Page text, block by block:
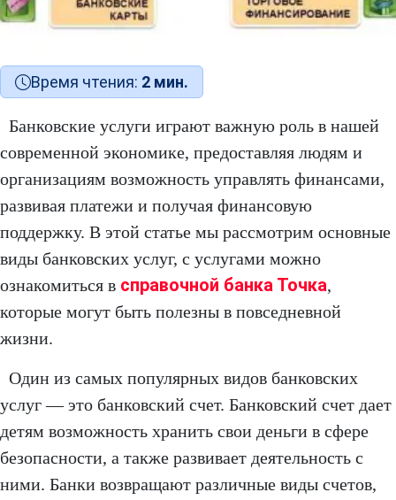
Время чтения: 2 мин.
Банковские услуги играют важную роль в нашей
современной экономике, предоставляя людям и
организациям возможность управлять финансами,
развивая платежи и получая финансовую
поддержку. В этой статье мы рассмотрим основные
виды банковских услуг, с услугами можно
ознакомиться в справочной банка Точка,
которые могут быть полезны в повседневной
жизни.
Один из самых популярных видов банковских
услуг — это банковский счет. Банковский счет дает
детям возможность хранить свои деньги в сфере
безопасности, а также развивает деятельность с
ними. Банки возвращают различные виды счетов,